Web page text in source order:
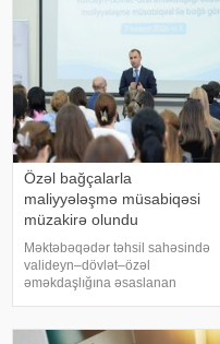
agentliyinin regional rəsmiyə
Özəl bağçalarla
maliyyələşmə müsabiqəsi
müzakirə olundu
Məktəbəqədər təhsil sahəsində
valideyn–dövlət–özəl
əməkdaşlığına əsaslanan
müəssisələrinin nümayəndələri